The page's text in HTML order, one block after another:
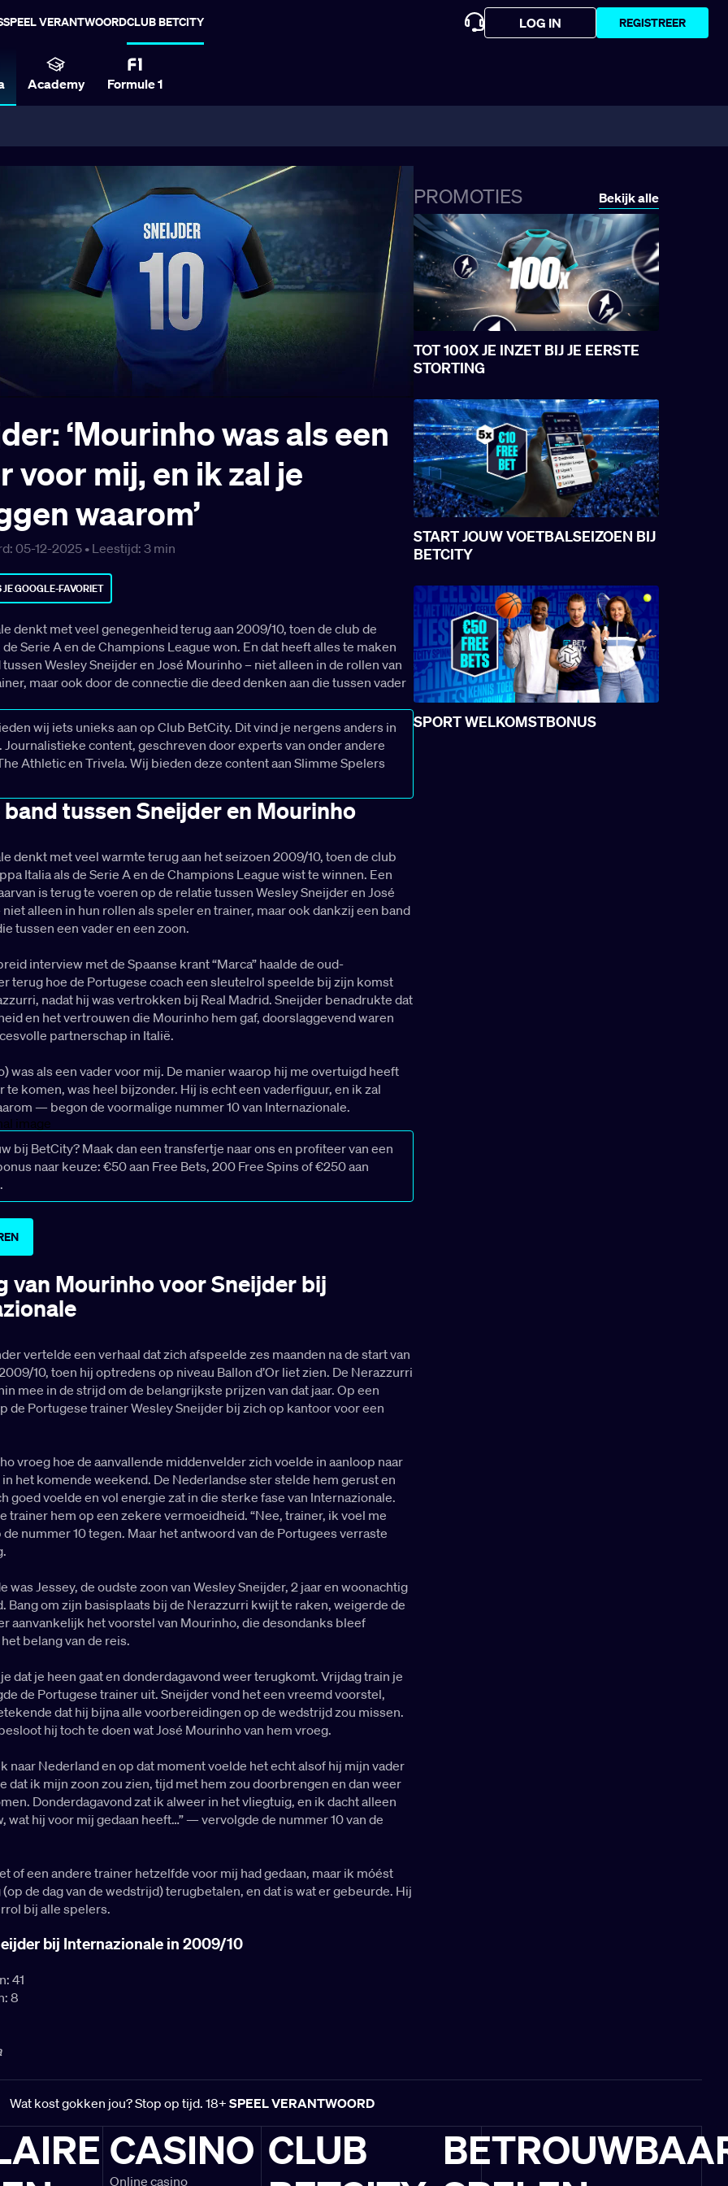
SPEEL VERANTWOORDCLUB BETCITY LOG IN REGISTREER
Academy Formule 1
‘Mourinho was als een
voor mij, en ik zal je
waarom’
05-12-2025 •Leestijd: 3min
GOOGLE-FAVORIET
denkt met veel genegenheid terug aan 2009/10, toen de club de
Serie A en de Champions League won. En dat heeft alles te maken
Wesley Sneijder en José Mourinho – niet alleen in de rollen van
maar ook door de connectie die deed denken aan die tussen vader
wij iets unieks aan op Club BetCity. Dit vind je nergens anders in
Journalistieke content, geschreven door experts van onder andere
Athletic en Trivela. Wij bieden deze content aan Slimme Spelers
band tussen Sneijder en Mourinho
denkt met veel warmte terug aan het seizoen 2009/10, toen de club
Italia als de Serie A en de Champions League wist te winnen. Een
is terug te voeren op de relatie tussen Wesley Sneijder en José
alleen in hun rollen als speler en trainer, maar ook dankzij een band
tussen een vader en een zoon.
interview met de Spaanse krant “Marca” haalde de oud-
terug hoe de Portugese coach een sleutelrol speelde bij zijn komst
nadat hij was vertrokken bij Real Madrid. Sneijder benadrukte dat
en het vertrouwen die Mourinho hem gaf, doorslaggevend waren
partnerschap in Italië.
was als een vader voor mij. De manier waarop hij me overtuigd heeft
te komen, was heel bijzonder. Hij is echt een vaderfiguur, en ik zal
— begon de voormalige nummer 10 van Internazionale.
bij BetCity? Maak dan een transfertje naar ons en profiteer van een
naar keuze: €50 aan Free Bets, 200 Free Spins of €250 aan
van Mourinho voor Sneijder bij
vertelde een verhaal dat zich afspeelde zes maanden na de start van
10, toen hij optredens op niveau Ballon d’Or liet zien. De Nerazzurri
mee in de strijd om de belangrijkste prijzen van dat jaar. Op een
de Portugese trainer Wesley Sneijder bij zich op kantoor voor een
vroeg hoe de aanvallende middenvelder zich voelde in aanloop naar
het komende weekend. De Nederlandse ster stelde hem gerust en
goed voelde en vol energie zat in die sterke fase van Internazionale.
trainer hem op een zekere vermoeidheid. “Nee, trainer, ik voel me
de nummer 10 tegen. Maar het antwoord van de Portugees verraste
was Jessey, de oudste zoon van Wesley Sneijder, 2 jaar en woonachtig
Bang om zijn basisplaats bij de Nerazzurri kwijt te raken, weigerde de
aanvankelijk het voorstel van Mourinho, die desondanks bleef
belang van de reis.
dat je heen gaat en donderdagavond weer terugkomt. Vrijdag train je
de Portugese trainer uit. Sneijder vond het een vreemd voorstel,
dat hij bijna alle voorbereidingen op de wedstrijd zou missen.
hij toch te doen wat José Mourinho van hem vroeg.
naar Nederland en op dat moment voelde het echt alsof hij mijn vader
dat ik mijn zoon zou zien, tijd met hem zou doorbrengen en dan weer
Donderdagavond zat ik alweer in het vliegtuig, en ik dacht alleen
wat hij voor mij gedaan heeft…” — vervolgde de nummer 10 van de
of een andere trainer hetzelfde voor mij had gedaan, maar ik móést
(op de dag van de wedstrijd) terugbetalen, en dat is wat er gebeurde. Hij
bij alle spelers.
bij Internazionale in 2009/10
41
8
PROMOTIES Bekijk alle
TOT 100X JE INZET BIJ JE EERSTE
STORTING
START JOUW VOETBALSEIZOEN BIJ
BETCITY
SPORT WELKOMSTBONUS
Wat kost gokken jou? Stop op tijd. 18+ SPEEL VERANTWOORD
CASINO
Online casino
CLUB